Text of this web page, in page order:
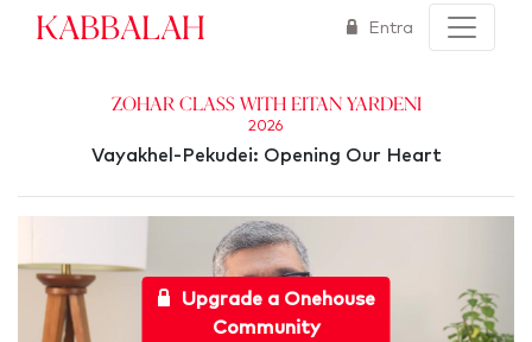
Kabbalah Entra
Zohar Class with Eitan Yardeni
2026
Vayakhel-Pekudei: Opening Our Heart
Upgrade a Onehouse
Community